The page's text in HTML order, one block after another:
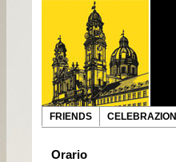
FRIENDS CELEBRAZIONI
Orario